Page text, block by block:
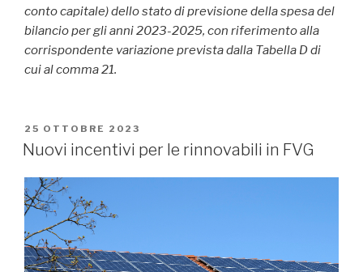
conto capitale) dello stato di previsione della spesa del
bilancio per gli anni 2023-2025, con riferimento alla
corrispondente variazione prevista dalla Tabella D di
cui al comma 21.
PUBBLICATO
IL
25 OTTOBRE 2023
Nuovi incentivi per le rinnovabili in FVG